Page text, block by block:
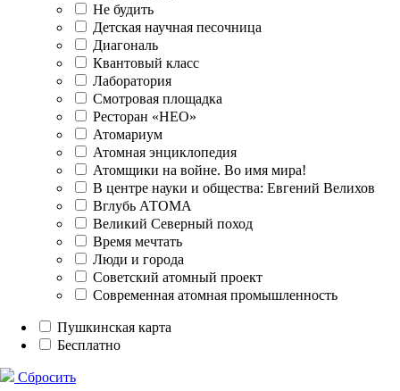
Не будить
Детская научная песочница
Диагональ
Квантовый класс
Лаборатория
Смотровая площадка
Ресторан «НЕО»
Атомариум
Атомная энциклопедия
Атомщики на войне. Во имя мира!
В центре науки и общества: Евгений Велихов
Вглубь АТОМА
Великий Северный поход
Время мечтать
Люди и города
Советский атомный проект
Современная атомная промышленность
Пушкинская карта
Бесплатно
Сбросить